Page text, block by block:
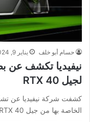
حسام أبو خلف يناير 9, 2024
نيفيديا تكشف عن
لجيل RTX 40
كشفت شركة نيفيديا عن
الخاصة بها من جيل RTX 40، والتي تأتي بعد 5 أشهر…